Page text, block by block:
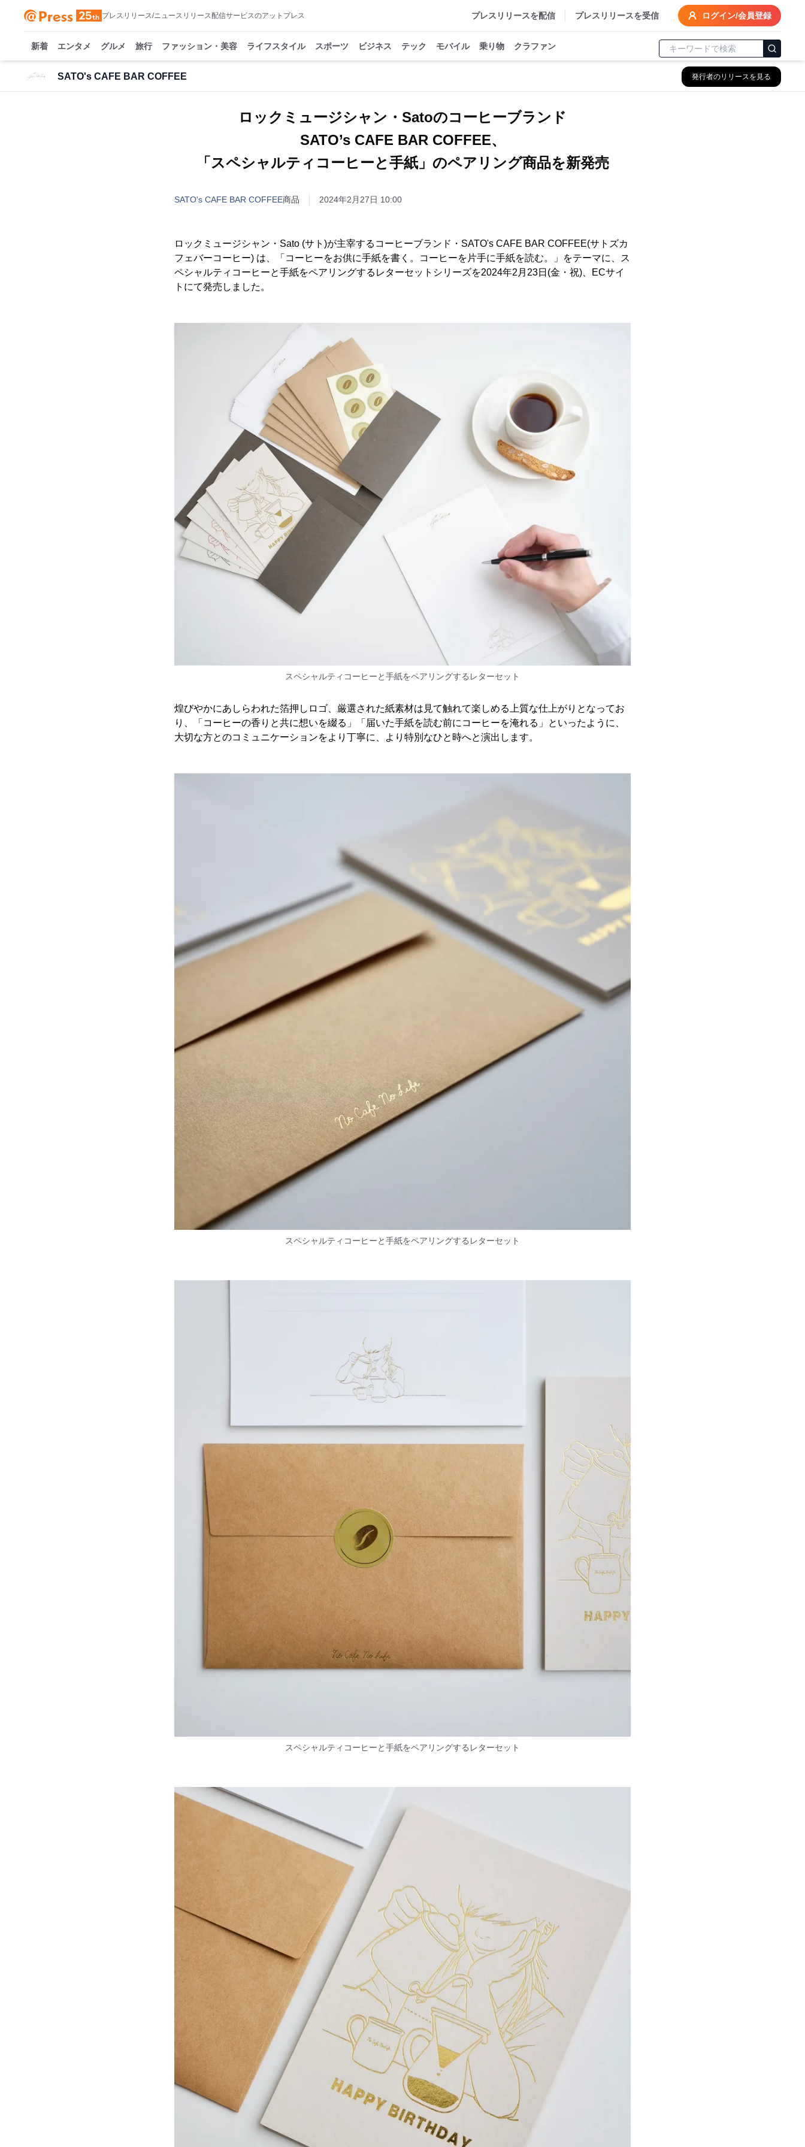
プレスリリース/ニュースリリース配信サービスのアットプレス プレスリリースを配信 プレスリリースを受信 ログイン/会員登録
新着 エンタメ グルメ 旅行 ファッション・美容 ライフスタイル スポーツ ビジネス テック モバイル 乗り物 クラファン
SATO's CAFE BAR COFFEE 発行者のリリースを見る
ロックミュージシャン・Satoのコーヒーブランド
SATO’s CAFE BAR COFFEE、
「スペシャルティコーヒーと手紙」のペアリング商品を新発売
SATO's CAFE BAR COFFEE商品 2024年2月27日 10:00
ロックミュージシャン・Sato (サト)が主宰するコーヒーブランド・SATO's CAFE BAR COFFEE(サトズカ
フェバーコーヒー) は、「コーヒーをお供に手紙を書く。コーヒーを片手に手紙を読む。」をテーマに、ス
ペシャルティコーヒーと手紙をペアリングするレターセットシリーズを2024年2月23日(金・祝)、ECサイ
トにて発売しました。
スペシャルティコーヒーと手紙をペアリングするレターセット
煌びやかにあしらわれた箔押しロゴ、厳選された紙素材は見て触れて楽しめる上質な仕上がりとなってお
り、「コーヒーの香りと共に想いを綴る」「届いた手紙を読む前にコーヒーを淹れる」といったように、
大切な方とのコミュニケーションをより丁寧に、より特別なひと時へと演出します。
スペシャルティコーヒーと手紙をペアリングするレターセット
スペシャルティコーヒーと手紙をペアリングするレターセット